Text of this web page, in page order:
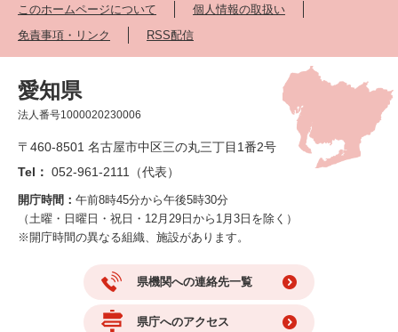
このホームページについて
個人情報の取扱い
免責事項・リンク
RSS配信
愛知県
法人番号1000020230006
〒460-8501 名古屋市中区三の丸三丁目1番2号
Tel： 052-961-2111（代表）
開庁時間： 午前8時45分から午後5時30分
（土曜・日曜日・祝日・12月29日から1月3日を除く）
※開庁時間の異なる組織、施設があります。
県機関への連絡先一覧
県庁へのアクセス